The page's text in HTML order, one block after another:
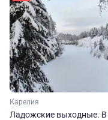
Карелия
Ладожские выходные. В